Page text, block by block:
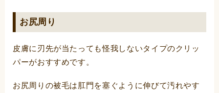
お尻周り
皮膚に刃先が当たっても怪我しないタイプのクリッ
パーがおすすめです。
お尻周りの被毛は肛門を塞ぐように伸びて汚れやす